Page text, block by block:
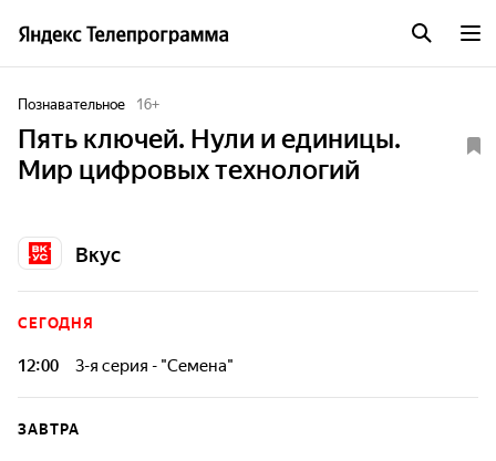
Познавательное 16+
Пять ключей. Нули и единицы.
Мир цифровых технологий
Вкус
СЕГОДНЯ
12:00 3-я серия - "Семена"
ЗАВТРА